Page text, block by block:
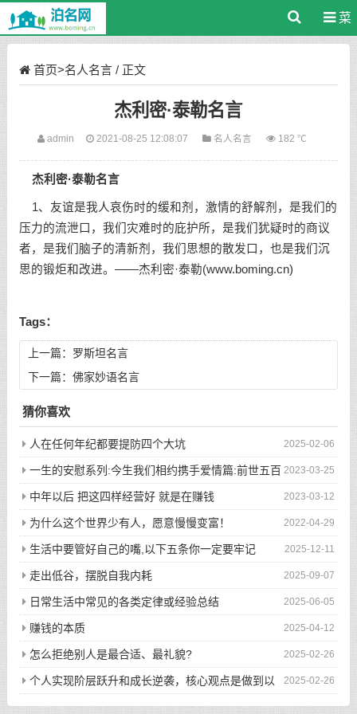
菜
首页>名人名言/ 正文
杰利密·泰勒名言
admin 2021-08-25 12:08:07 名人名言 182 ℃
杰利密·泰勒名言
1、友谊是我人哀伤时的缓和剂，激情的舒解剂，是我们的
压力的流泄口，我们灾难时的庇护所，是我们犹疑时的商议
者，是我们脑子的清新剂，我们思想的散发口，也是我们沉
思的锻炬和改进。——杰利密·泰勒(www.boming.cn)
Tags：
上一篇： 罗斯坦名言
下一篇： 佛家妙语名言
猜你喜欢
2025-02-06
人在任何年纪都要提防四个大坑
2023-03-25
一生的安慰系列:今生我们相约携手爱情篇:前世五百
次的回眸才换来今生的相遇
2023-03-12
中年以后 把这四样经营好 就是在赚钱
2022-04-29
为什么这个世界少有人，愿意慢慢变富！
2025-12-11
生活中要管好自己的嘴,以下五条你一定要牢记
2025-09-07
走出低谷，摆脱自我内耗
2025-06-05
日常生活中常见的各类定律或经验总结
2025-04-12
赚钱的本质
2025-02-26
怎么拒绝别人是最合适、最礼貌?
2025-02-26
个人实现阶层跃升和成长逆袭，核心观点是做到以
下八件事